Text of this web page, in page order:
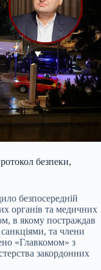
безпеки,
безпосередній
органів та медичних
в якому постраждав
та члени
«Главкомом» з
закордонних